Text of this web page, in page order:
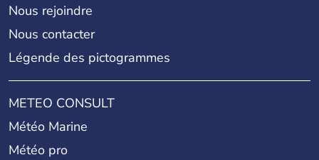
Nous rejoindre
Nous contacter
Légende des pictogrammes
METEO CONSULT
Météo Marine
Météo pro